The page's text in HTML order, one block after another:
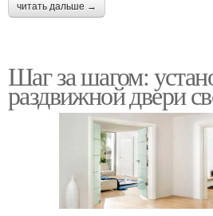
читать дальше →
Шаг за шагом:
раздвижной двери